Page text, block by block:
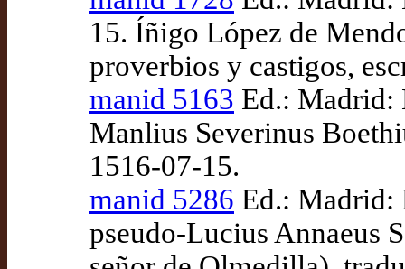
15. Íñigo López de
proverbios y castigos,
manid 5163 Ed.: Madrid:
Manlius Severinus
1516-07-15.
manid 5286 Ed.: Madrid:
pseudo-Lucius Annaeus